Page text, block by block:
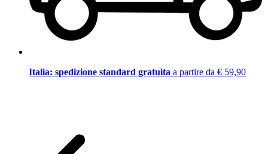
Italia: spedizione standard gratuita a partire da € 59,90